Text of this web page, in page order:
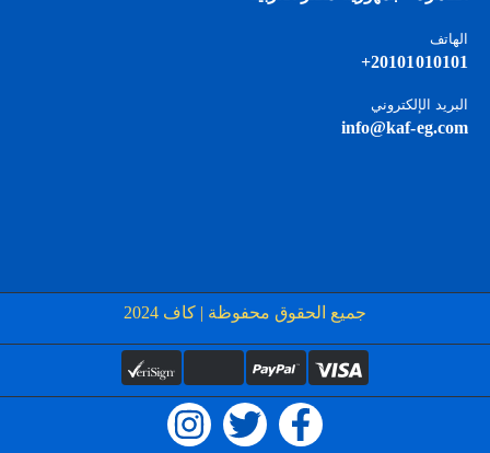
الهاتف
20101010101+
البريد الإلكتروني
info@kaf-eg.com
جميع الحقوق محفوظة | كاف 2024